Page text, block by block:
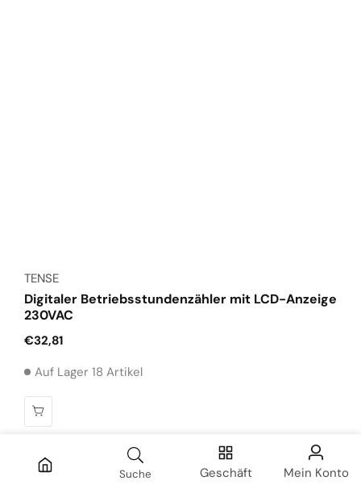
TENSE
Digitaler Betriebsstundenzähler mit LCD-Anzeige
230VAC
Normaler
€32,81
Auf Lager 18 Artikel
Suche Geschäft Mein Konto